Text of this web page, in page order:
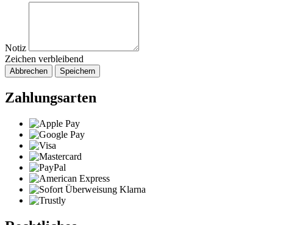
Notiz
Zeichen verbleibend
Abbrechen Speichern
Zahlungsarten